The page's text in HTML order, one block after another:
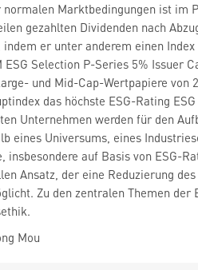
Marktbedingungen ist im
gezahlten Dividenden nach
er unter anderem einen
Selection P-Series 5% Issuer
und Mid-Cap-Wertpapiere
das höchste ESG-Rating
Unternehmen werden für den
eines Universums, eines
insbesondere auf Basis von ESG-
Ansatz, der eine Reduzierung
Zu den zentralen Themen
Mou